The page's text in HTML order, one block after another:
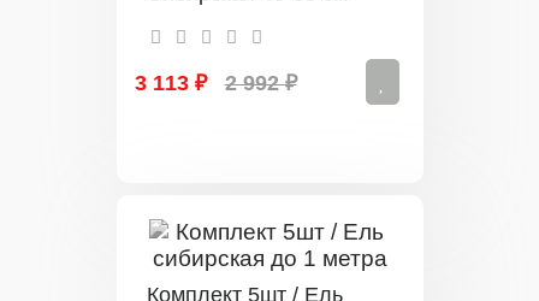
3 113 ₽ 2 992 ₽
Комплект 5шт / Ель